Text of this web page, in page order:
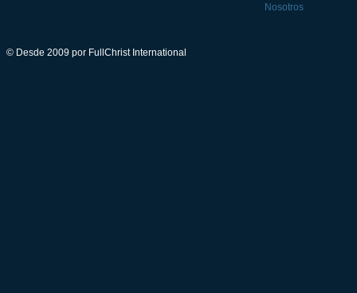
Nosotros
© Desde 2009 por FullChrist International